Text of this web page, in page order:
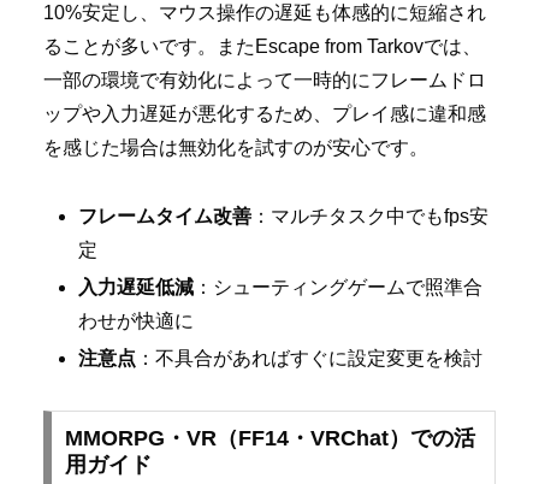
10%安定し、マウス操作の遅延も体感的に短縮され
ることが多いです。またEscape from Tarkovでは、
一部の環境で有効化によって一時的にフレームドロ
ップや入力遅延が悪化するため、プレイ感に違和感
を感じた場合は無効化を試すのが安心です。
フレームタイム改善 ：マルチタスク中でもfps安
定
入力遅延低減 ：シューティングゲームで照準合
わせが快適に
注意点 ：不具合があればすぐに設定変更を検討
MMORPG・VR（FF14・VRChat）での活
用ガイド